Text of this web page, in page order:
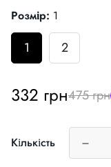
Розмір: 1
1 2
Ціна
продажу
332 грн
Звичайна
ціна
475 грн
Кількість